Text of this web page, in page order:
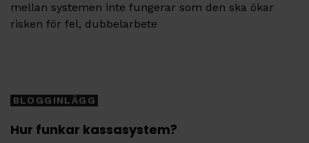
mellan systemen inte fungerar som den ska ökar
risken för fel, dubbelarbete
BLOGGINLÄGG
Hur funkar kassasystem?